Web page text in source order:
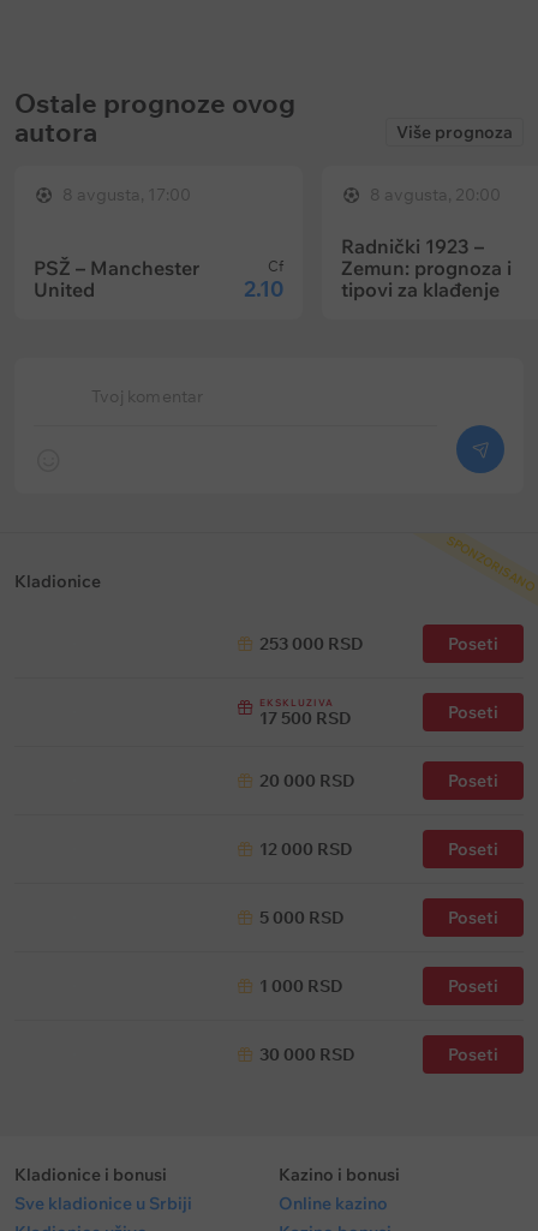
Ostale prognoze ovog
autora
Više prognoza
8 avgusta, 17:00
PSŽ – Manchester
United
Cf
2.10
8 avgusta, 20:00
Radnički 1923 –
Zemun: prognoza i
tipovi za klađenje
Tvoj komentar
SPONZORISANO
Kladionice
253 000 RSD Poseti
EKSKLUZIVA
17 500 RSD Poseti
20 000 RSD Poseti
12 000 RSD Poseti
5 000 RSD Poseti
1 000 RSD Poseti
30 000 RSD Poseti
Kladionice i bonusi
Sve kladionice u Srbiji
Kazino i bonusi
Online kazino